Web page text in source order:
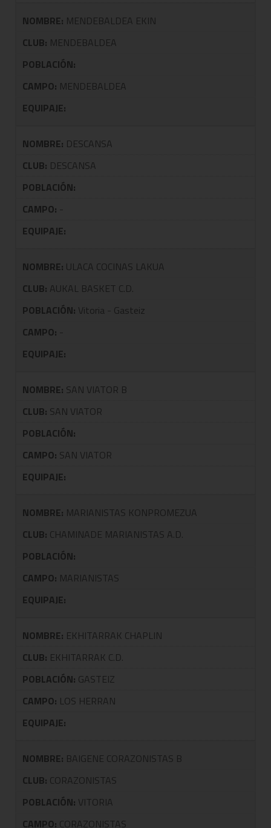
NOMBRE: MENDEBALDEA EKIN
CLUB: MENDEBALDEA
POBLACIÓN:
CAMPO: MENDEBALDEA
EQUIPAJE:
NOMBRE: DESCANSA
CLUB: DESCANSA
POBLACIÓN:
CAMPO: -
EQUIPAJE:
NOMBRE: ULACA COCINAS LAKUA
CLUB: AUKAL BASKET C.D.
POBLACIÓN: Vitoria - Gasteiz
CAMPO: -
EQUIPAJE:
NOMBRE: SAN VIATOR B
CLUB: SAN VIATOR
POBLACIÓN:
CAMPO: SAN VIATOR
EQUIPAJE:
NOMBRE: MARIANISTAS KONPROMEZUA
CLUB: CHAMINADE MARIANISTAS A.D.
POBLACIÓN:
CAMPO: MARIANISTAS
EQUIPAJE:
NOMBRE: EKHITARRAK CHAPLIN
CLUB: EKHITARRAK C.D.
POBLACIÓN: GASTEIZ
CAMPO: LOS HERRAN
EQUIPAJE:
NOMBRE: BAIGENE CORAZONISTAS B
CLUB: CORAZONISTAS
POBLACIÓN: VITORIA
CAMPO: CORAZONISTAS